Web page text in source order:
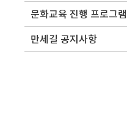
문화교육 진행 프로그램
만세길 공지사항